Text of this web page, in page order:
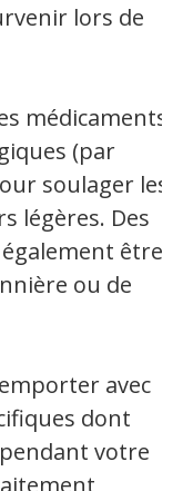
lors de
médicaments
(par
soulager les
légères. Des
être
ou de
avec
dont
votre